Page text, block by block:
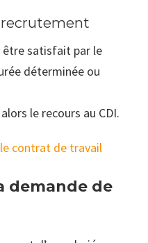
recrutement
satisfait par le
déterminée ou
le recours au CDI.
contrat de travail
demande de